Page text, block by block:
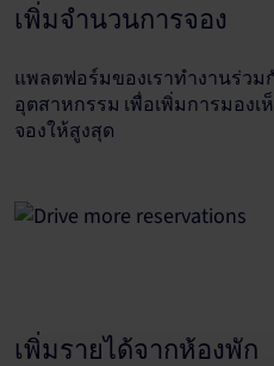
เพิ่มจำนวนการจอง
แพลตฟอร์มของเราทำงานร่ว
อุตสาหกรรม เพื่อเพิ่มการมอง
จองให้สูงสุด
เพิ่มรายได้จากห้องพัก